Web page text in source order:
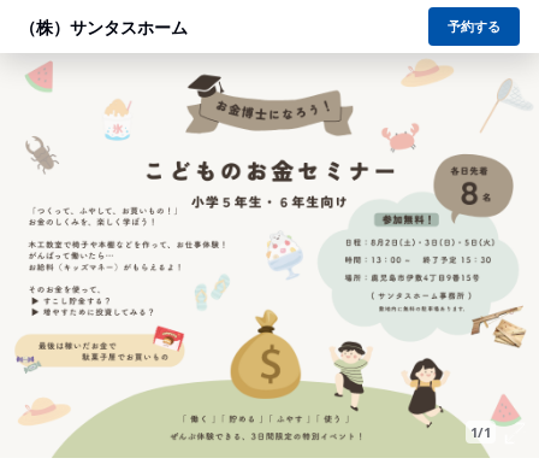
（株）サンタスホーム 予約する
1/1